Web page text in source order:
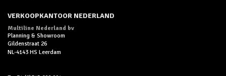
VERKOOPKANTOOR NEDERLAND
Multiline Nederland bv
Planning & Showroom
Gildenstraat 26
NL-4143 HS Leerdam